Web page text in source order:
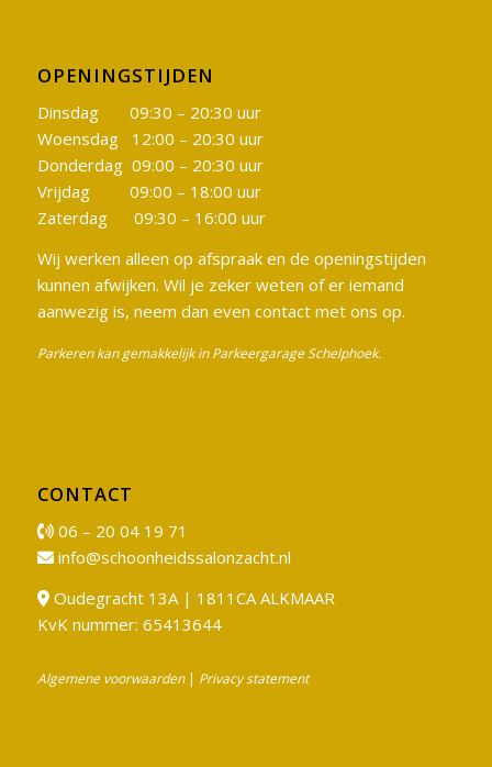
OPENINGSTIJDEN
Dinsdag 09:30 – 20:30 uur
Woensdag 12:00 – 20:30 uur
Donderdag 09:00 – 20:30 uur
Vrijdag 09:00 – 18:00 uur
Zaterdag 09:30 – 16:00 uur
Wij werken alleen op afspraak en de openingstijden
kunnen afwijken. Wil je zeker weten of er iemand
aanwezig is, neem dan even contact met ons op.
Parkeren kan gemakkelijk in Parkeergarage Schelphoek.
CONTACT
06 – 20 04 19 71
info@schoonheidssalonzacht.nl
Oudegracht 13A | 1811CA ALKMAAR
KvK nummer: 65413644
Algemene voorwaarden| Privacy statement